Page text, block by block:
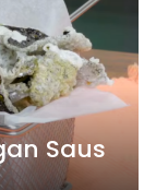
Saus